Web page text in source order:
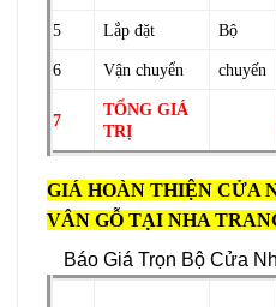
5 Lắp đặt Bộ
6 Vận chuyển chuyến
7
TỔNG GIÁ
TRỊ
GIÁ HOÀN THIỆN CỬA
VÂN GỖ TẠI NHA
Báo Giá Trọn Bộ Cửa